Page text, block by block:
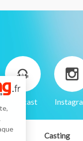
Podcast
Casting